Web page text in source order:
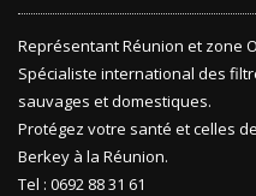
Représentant Réunion et zone
Spécialiste international des
sauvages et domestiques.
Protégez votre santé et celles
Berkey à la Réunion.
Tel : 0692 88 31 61